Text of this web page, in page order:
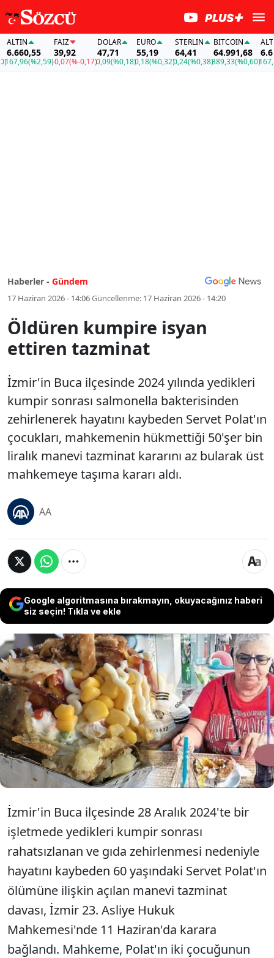
(%2,59)
FAİZ
39,92
-0,07(%-0,17)
DOLAR
47,71
0,09(%0,18)
EURO
55,19
0,18(%0,32)
STERLIN
64,41
0,24(%0,38)
BITCOIN
64.991,68
389,33(%0,60)
ALTIN
167,96
Haberler - Gündem
17 Haziran 2026 - 14:06Güncellenme: 17 Haziran 2026 - 14:20
Öldüren kumpire isyan
ettiren tazminat
İzmir'in Buca ilçesinde 2024 yılında yedikleri
kumpir sonrası salmonella bakterisinden
zehirlenerek hayatını kaybeden Servet Polat'ın
çocukları, mahkemenin hükmettiği 50'şer bin
liralık manevi tazminat kararını az bularak üst
mahkemeye taşıma kararı aldı.
AA
Google algoritmasına bırakmayın, okuyacağınız haberi
siz seçin! Tıkla ve ekle
İzmir'in Buca ilçesinde 2024 yılında yedikleri
kumpir sonrası salmonella bakterisinden
zehirlenerek hayatını kaybeden Servet Polat'ın
çocukları, mahkemenin hükmettiği 50'şer bin
liralık manevi tazminat kararını az bularak üst
mahkemeye taşıma kararı aldı.
İzmir'in Buca ilçesinde 28 Aralık 2024'te bir
işletmede yedikleri kumpir sonrası
rahatsızlanan ve gıda zehirlenmesi nedeniyle
hayatını kaybeden 60 yaşındaki Servet Polat'ın
ölümüne ilişkin açılan manevi tazminat
davası, İzmir 23. Asliye Hukuk
Mahkemesi'nde 11 Haziran'da karara
bağlandı. Mahkeme, Polat'ın iki çocuğunun